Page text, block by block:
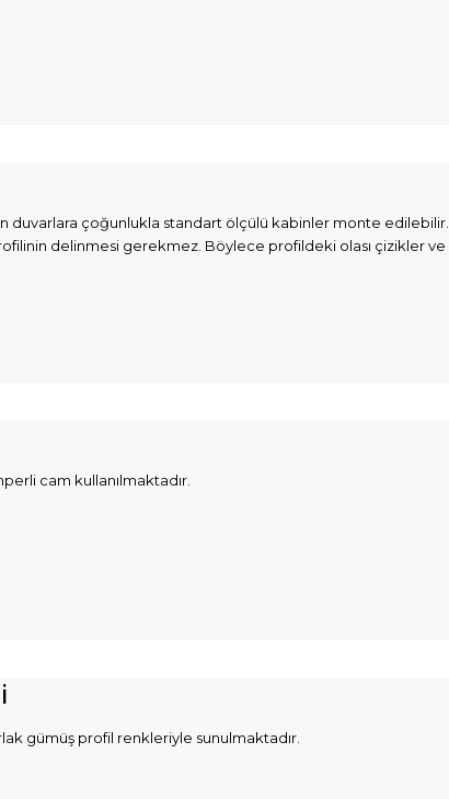
duvarlara çoğunlukla standart ölçülü kabinler monte
delinmesi gerekmez. Böylece profildeki olası çizikler
cam kullanılmaktadır.
gümüş profil renkleriyle sunulmaktadır.